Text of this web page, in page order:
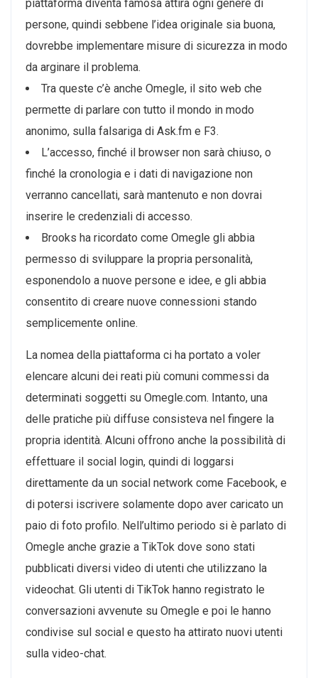
piattaforma diventa famosa attira ogni genere di
persone, quindi sebbene l’idea originale sia buona,
dovrebbe implementare misure di sicurezza in modo
da arginare il problema.
Tra queste c’è anche Omegle, il sito web che
permette di parlare con tutto il mondo in modo
anonimo, sulla falsariga di Ask.fm e F3.
L’accesso, finché il browser non sarà chiuso, o
finché la cronologia e i dati di navigazione non
verranno cancellati, sarà mantenuto e non dovrai
inserire le credenziali di accesso.
Brooks ha ricordato come Omegle gli abbia
permesso di sviluppare la propria personalità,
esponendolo a nuove persone e idee, e gli abbia
consentito di creare nuove connessioni stando
semplicemente online.
La nomea della piattaforma ci ha portato a voler
elencare alcuni dei reati più comuni commessi da
determinati soggetti su Omegle.com. Intanto, una
delle pratiche più diffuse consisteva nel fingere la
propria identità. Alcuni offrono anche la possibilità di
effettuare il social login, quindi di loggarsi
direttamente da un social network come Facebook, e
di potersi iscrivere solamente dopo aver caricato un
paio di foto profilo. Nell’ultimo periodo si è parlato di
Omegle anche grazie a TikTok dove sono stati
pubblicati diversi video di utenti che utilizzano la
videochat. Gli utenti di TikTok hanno registrato le
conversazioni avvenute su Omegle e poi le hanno
condivise sul social e questo ha attirato nuovi utenti
sulla video-chat.